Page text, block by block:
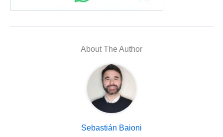
About The Author
Sebastián Baioni